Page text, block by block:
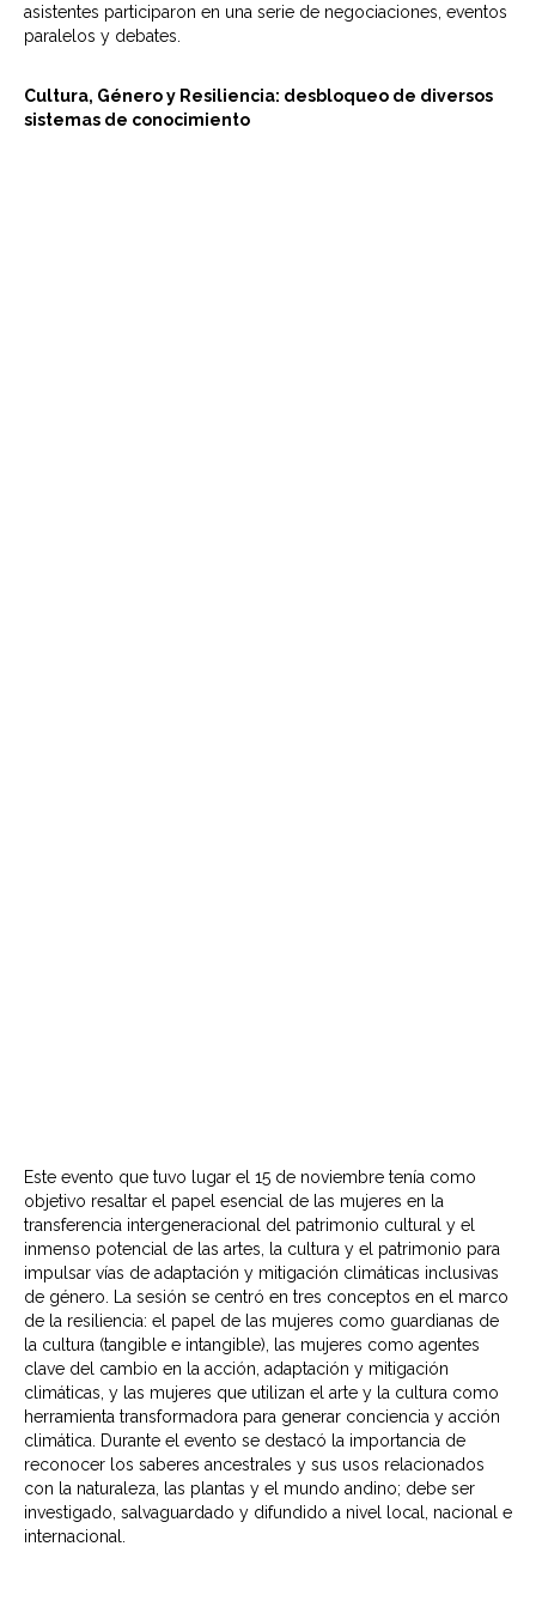
asistentes participaron en una serie de negociaciones, eventos
paralelos y debates.
Cultura, Género y Resiliencia: desbloqueo de diversos
sistemas de conocimiento
Este evento que tuvo lugar el 15 de noviembre tenía como
objetivo resaltar el papel esencial de las mujeres en la
transferencia intergeneracional del patrimonio cultural y el
inmenso potencial de las artes, la cultura y el patrimonio para
impulsar vías de adaptación y mitigación climáticas inclusivas
de género. La sesión se centró en tres conceptos en el marco
de la resiliencia: el papel de las mujeres como guardianas de
la cultura (tangible e intangible), las mujeres como agentes
clave del cambio en la acción, adaptación y mitigación
climáticas, y las mujeres que utilizan el arte y la cultura como
herramienta transformadora para generar conciencia y acción
climática. Durante el evento se destacó la importancia de
reconocer los saberes ancestrales y sus usos relacionados
con la naturaleza, las plantas y el mundo andino; debe ser
investigado, salvaguardado y difundido a nivel local, nacional e
internacional.